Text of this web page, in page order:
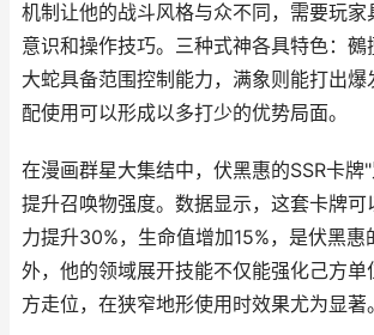
机制让他的战斗风格与众不同，需要玩家
意识和操作技巧。三种式神各具特色：鵺
大蛇具备范围控制能力，满象则能打出爆
配使用可以形成以多打少的优势局面。
在漫画群星大集结中，伏黑惠的SSR卡牌
提升召唤物强度。数据显示，这套卡牌可
力提升30%，生命值增加15%，是伏黑惠
外，他的领域展开技能不仅能强化己方单
方走位，在狭窄地形使用时效果尤为显著。